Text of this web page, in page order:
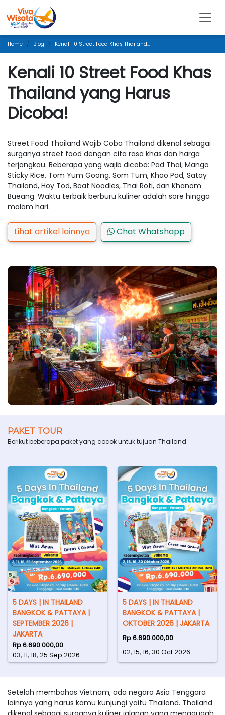
Home Blog Kenali 10 Street Food Khas Thailand Yang Harus Dicoba!
Kenali 10 Street Food Khas
Thailand yang Harus
Dicoba!
Street Food Thailand Wajib Coba Thailand dikenal sebagai
surganya street food dengan cita rasa khas dan harga
terjangkau. Beberapa yang wajib dicoba: Pad Thai, Mango
Sticky Rice, Tom Yum Goong, Som Tum, Khao Pad, Satay
Thailand, Hoy Tod, Boat Noodles, Thai Roti, dan Khanom
Bueang. Waktu terbaik berburu kuliner adalah sore hingga
malam hari.
Lihat artikel lainnya Chat Whatshapp
PAKET TOUR
Berikut beberapa paket yang cocok untuk tujuan Thailand
5 DAYS | IN THAILAND
BANGKOK & PATTAYA |
SEPTEMBER 2026 |
JAKARTA
Rp 6.690.000,00
03, 11, 18, 25 Sep 2026
5 DAYS | IN THAILAND
BANGKOK & PATTAYA |
OKTOBER 2026 | JAKARTA
Rp 6.690.000,00
02, 15, 16, 30 Oct 2026
Setelah membahas Vietnam, ada negara Asia Tenggara
lainnya yang harus kamu kunjungi yaitu Thailand. Thailand